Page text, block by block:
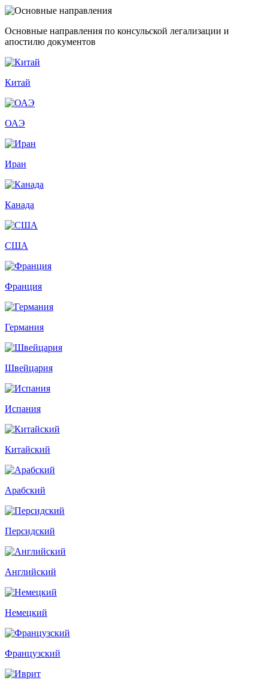
Основные направления по консульской легализации и
апостилю документов
Китай
ОАЭ
Иран
Канада
США
Франция
Германия
Швейцария
Испания
Китайский
Арабский
Персидский
Английский
Немецкий
Французский